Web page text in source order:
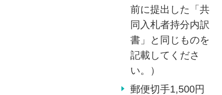
前に提出した「共
同入札者持分内訳
書」と同じものを
記載してくださ
い。）
郵便切手1,500円